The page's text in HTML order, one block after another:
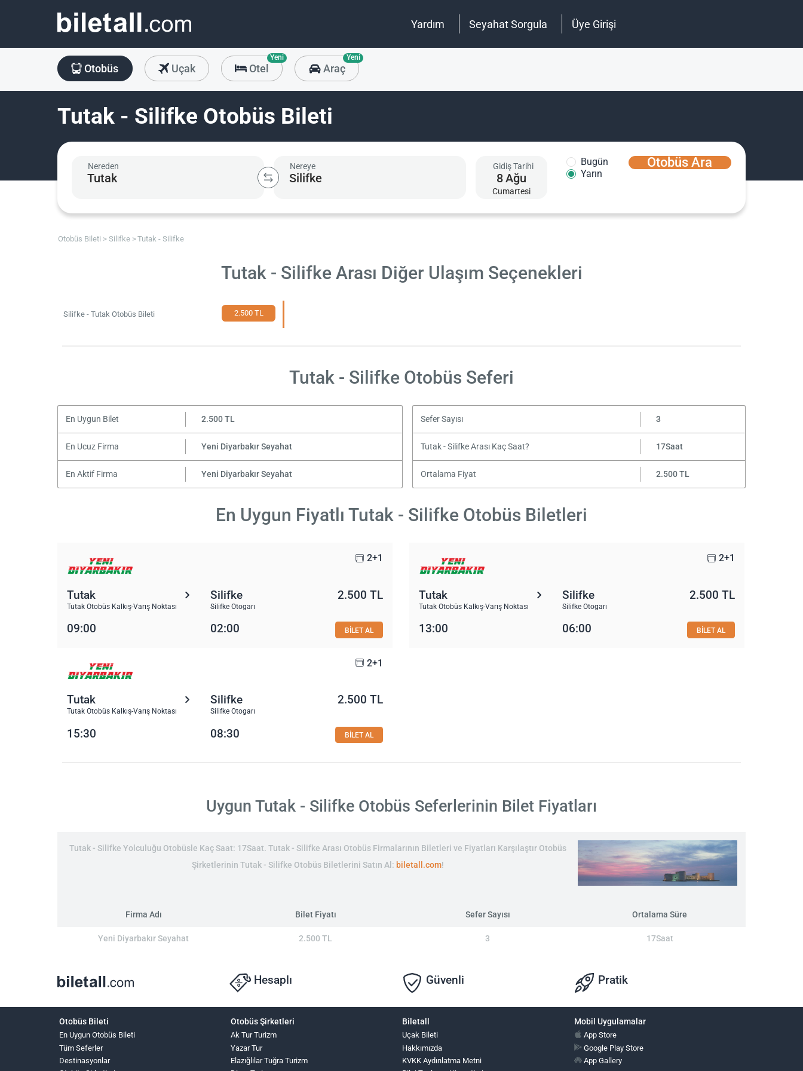
Yardım Seyahat Sorgula Üye Girişi
Otobüs Uçak Otel
Yeni
Araç
Yeni
Tutak - Silifke Otobüs Bileti
Nereden Nereye Gidiş Tarihi
8Ağu
Cumartesi
Bugün
Yarın
Otobüs Ara
Otobüs Bileti Silifke Tutak - Silifke
Tutak - Silifke Arası Diğer Ulaşım Seçenekleri
Silifke - Tutak Otobüs Bileti 2.500 TL
Tutak - Silifke Otobüs Seferi
En Uygun Bilet 2.500 TL Sefer Sayısı 3
En Ucuz Firma Yeni Diyarbakır Seyahat Tutak - Silifke Arası Kaç Saat? 17Saat
En Aktif Firma Yeni Diyarbakır Seyahat Ortalama Fiyat 2.500 TL
En Uygun Fiyatlı Tutak - Silifke Otobüs Biletleri
2+1
Tutak
Tutak Otobüs Kalkış-Varış Noktası
Silifke
Silifke Otogarı
2.500 TL
09:00 02:00 BİLET AL
2+1
Tutak
Tutak Otobüs Kalkış-Varış Noktası
Silifke
Silifke Otogarı
2.500 TL
13:00 06:00 BİLET AL
2+1
Tutak
Tutak Otobüs Kalkış-Varış Noktası
Silifke
Silifke Otogarı
2.500 TL
15:30 08:30 BİLET AL
Uygun Tutak - Silifke Otobüs Seferlerinin Bilet Fiyatları
Tutak - Silifke Yolculuğu Otobüsle Kaç Saat: 17Saat. Tutak - Silifke Arası Otobüs Firmalarının Biletleri ve Fiyatları Karşılaştır Otobüs
Şirketlerinin Tutak - Silifke Otobüs Biletlerini Satın Al: biletall.com!
Firma Adı Bilet Fiyatı Sefer Sayısı Ortalama Süre
Yeni Diyarbakır Seyahat 2.500 TL 3 17Saat
Hesaplı Güvenli Pratik
Otobüs Bileti
En Uygun Otobüs Bileti
Tüm Seferler
Destinasyonlar
Otobüs Şirketleri
Ak Tur Turizm
Yazar Tur
Elazığlılar Tuğra Turizm
Biletall
Uçak Bileti
Hakkımızda
KVKK Aydınlatma Metni
Mobil Uygulamalar
App Store
Google Play Store
App Gallery